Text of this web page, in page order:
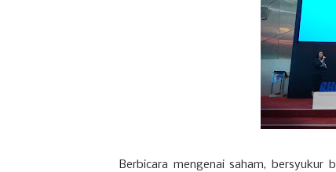
Berbicara mengenai saham, bersyukur